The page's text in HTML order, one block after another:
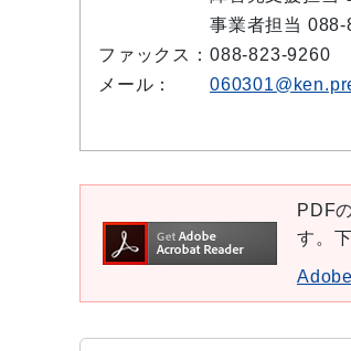
事業者担当
ファックス： 088-823-9260
メール：
PDF
す。